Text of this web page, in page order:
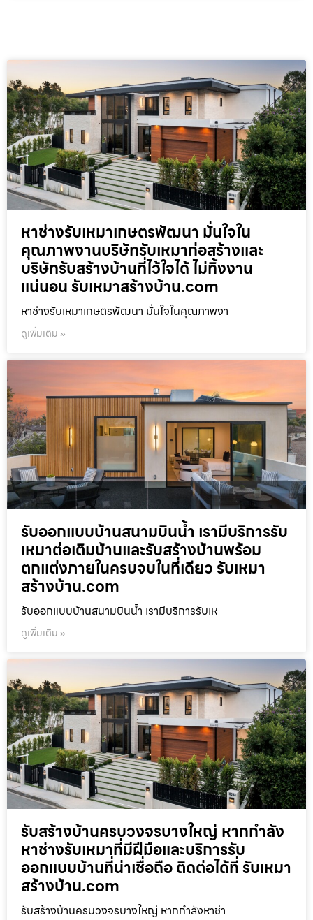
หาช่างรับเหมาเกษตรพัฒนา มั่นใจใน
คุณภาพงานบริษัทรับเหมาก่อสร้างและ
บริษัทรับสร้างบ้านที่ไว้ใจได้ ไม่ทิ้งงาน
แน่นอน รับเหมาสร้างบ้าน.com
หาช่างรับเหมาเกษตรพัฒนา มั่นใจในคุณภาพงา
ดูเพิ่มเติม »
รับออกแบบบ้านสนามบินน้ำ เรามีบริการรับ
เหมาต่อเติมบ้านและรับสร้างบ้านพร้อม
ตกแต่งภายในครบจบในที่เดียว รับเหมา
สร้างบ้าน.com
รับออกแบบบ้านสนามบินน้ำ เรามีบริการรับเห
ดูเพิ่มเติม »
รับสร้างบ้านครบวงจรบางใหญ่ หากกำลัง
หาช่างรับเหมาที่มีฝีมือและบริการรับ
ออกแบบบ้านที่น่าเชื่อถือ ติดต่อได้ที่ รับเหมา
สร้างบ้าน.com
รับสร้างบ้านครบวงจรบางใหญ่ หากกำลังหาช่า